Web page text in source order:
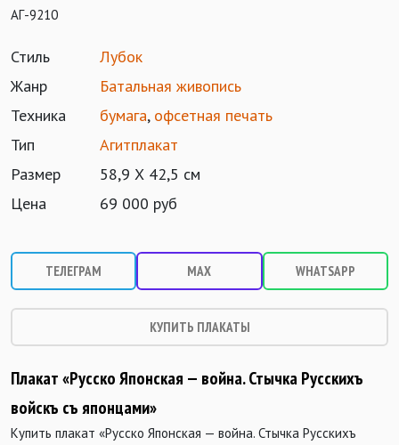
АГ-9210
Стиль
Лубок
Жанр
Батальная живопись
Техника
бумага, офсетная печать
Тип
Агитплакат
Размер
58,9 Х 42,5 см
Цена
69 000 руб
ТЕЛЕГРАМ MAX WHATSAPP
КУПИТЬ ПЛАКАТЫ
Плакат «Русско Японская — война. Стычка Русскихъ
войскъ съ японцами»
Купить плакат «Русско Японская — война. Стычка Русскихъ